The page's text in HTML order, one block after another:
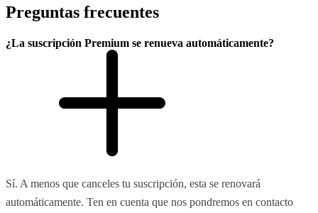
Preguntas frecuentes
¿La suscripción Premium se renueva automáticamente?
Sí. A menos que canceles tu suscripción, esta se renovará
automáticamente. Ten en cuenta que nos pondremos en contacto